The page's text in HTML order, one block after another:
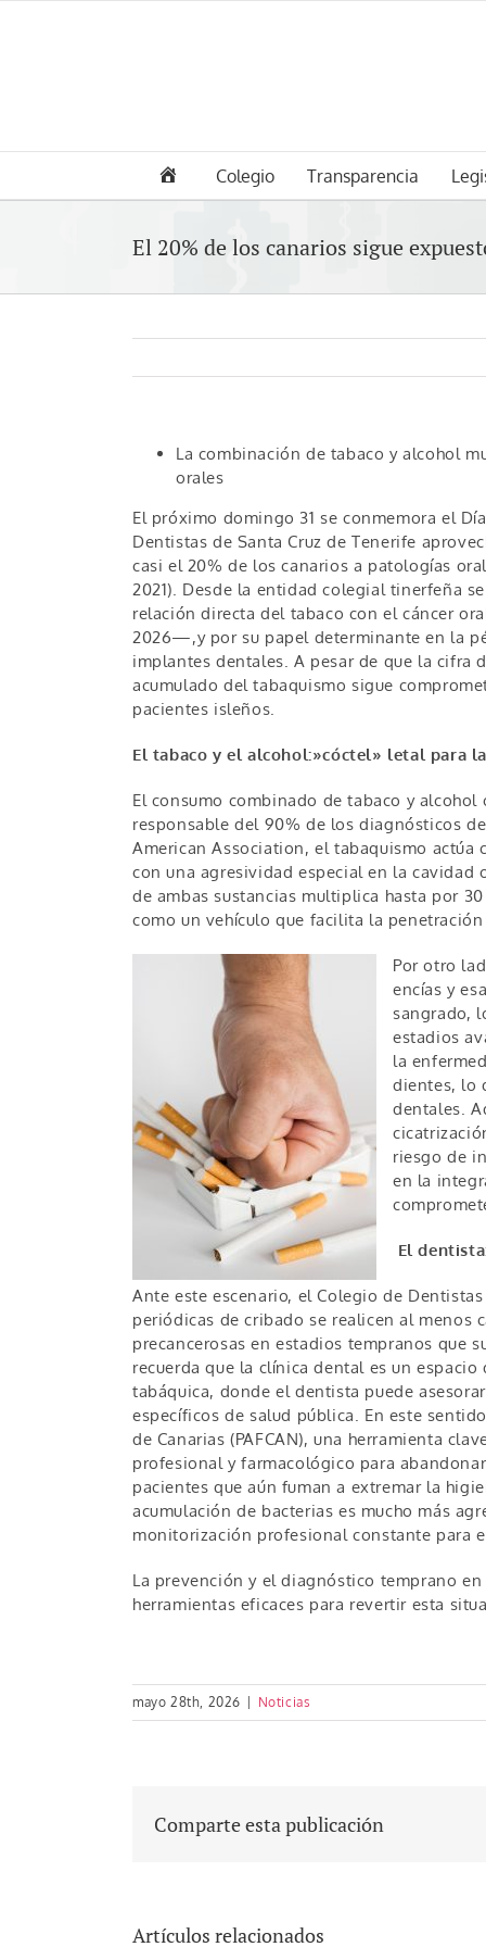
Colegio Transparencia
El 20% de los canarios sigue
La combinación de tabaco y alcohol
orales
El próximo domingo 31 se conmemora el
Dentistas de Santa Cruz de Tenerife
casi el 20% de los canarios a patologías
2021). Desde la entidad colegial tinerfeña
relación directa del tabaco con el cáncer
2026—,y por su papel determinante en la
implantes dentales. A pesar de que la cifra
acumulado del tabaquismo sigue
pacientes isleños.
El tabaco y el alcohol:»cóctel» letal para
El consumo combinado de tabaco y
responsable del 90% de los diagnósticos
American Association, el tabaquismo actúa
con una agresividad especial en la
de ambas sustancias multiplica hasta por
como un vehículo que facilita la
Por otro
encías y
sangrado,
estadios
la
dientes, lo
dentales.
riesgo de
en la
El
Ante este escenario, el Colegio de
periódicas de cribado se realicen al menos
precancerosas en estadios tempranos que
recuerda que la clínica dental es un
tabáquica, donde el dentista puede
específicos de salud pública. En este
de Canarias (PAFCAN), una herramienta
profesional y farmacológico para
pacientes que aún fuman a extremar la
acumulación de bacterias es mucho más
monitorización profesional constante para
La prevención y el diagnóstico temprano
herramientas eficaces para revertir esta
mayo 28th, 2026 Noticias
Comparte esta publicación
Artículos relacionados